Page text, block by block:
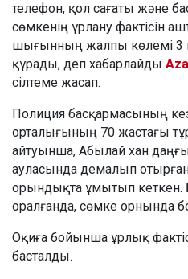
телефон, қол сағаты және
сөмкенің ұрлану фактісін
шығынның жалпы көлемі 3
құрады, деп хабарлайды
сілтеме жасап.
Полиция басқармасының
орталығының 70 жастағы
айтуынша, Абылай хан
ауласында демалып
орындықта ұмытып кеткен.
оралғанда, сөмке орнында
Оқиға бойынша ұрлық
басталды.